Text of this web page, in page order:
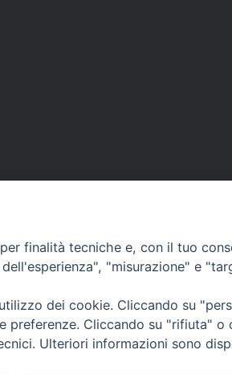
finalità tecniche e, con il tuo
"misurazione" e
dei cookie. Cliccando su
preferenze. Cliccando su "rifiuta"
Ulteriori informazioni sono